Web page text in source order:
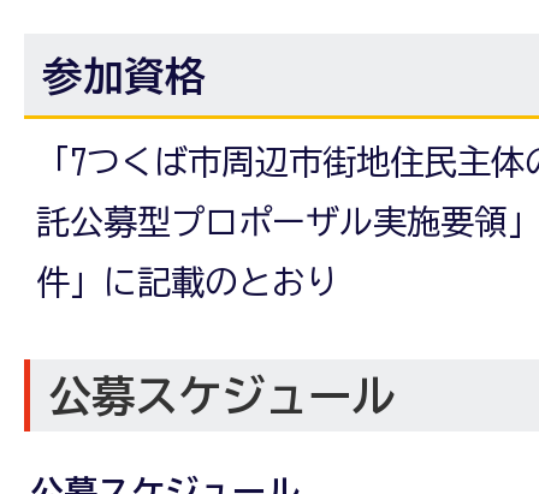
参加資格
「7つくば市周辺市街地住民主
託公募型プロポーザル実施要領
件」に記載のとおり
公募スケジュール